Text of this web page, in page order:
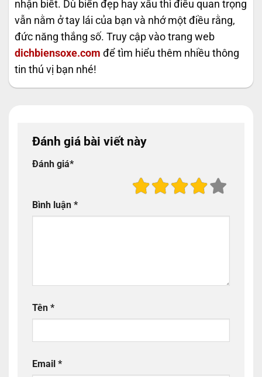
nhận biết. Dù biển đẹp hay xấu thì điều quan trọng
vẫn nằm ở tay lái của bạn và nhớ một điều rằng,
đức năng thắng số. Truy cập vào trang web
dichbiensoxe.com để tìm hiểu thêm nhiều thông
tin thú vị bạn nhé!
Đánh giá bài viết này
Đánh giá*
Bình luận *
Tên *
Email *